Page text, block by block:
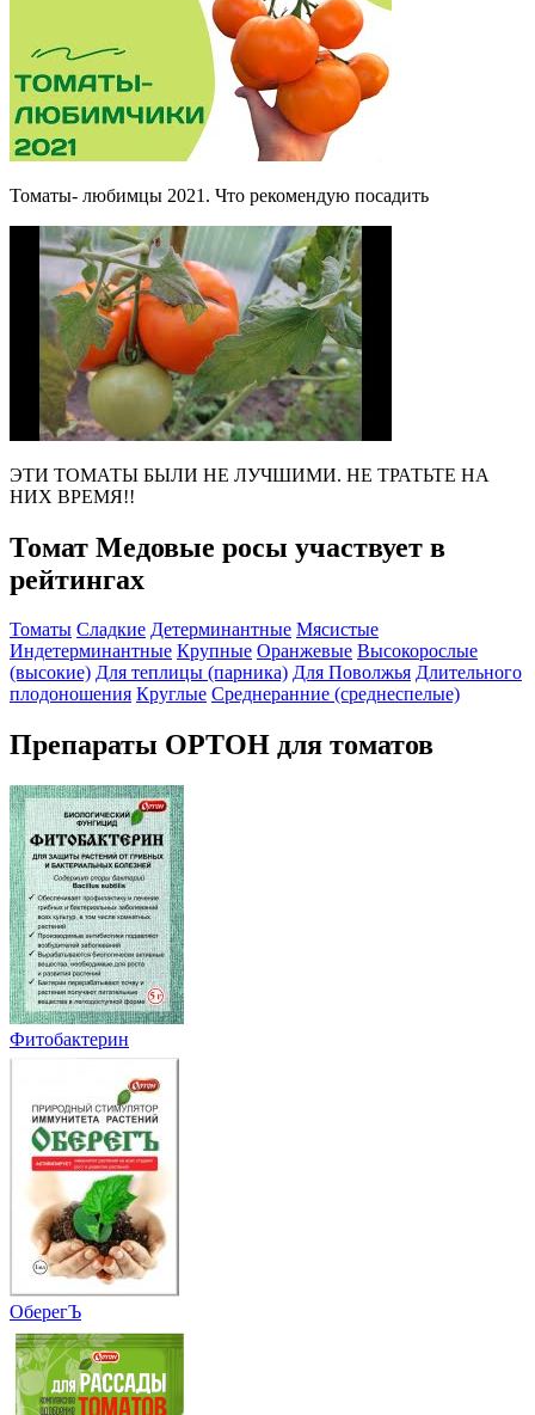
Томаты- любимцы 2021. Что рекомендую посадить
ЭТИ ТОМАТЫ БЫЛИ НЕ ЛУЧШИМИ. НЕ ТРАТЬТЕ НА
НИХ ВРЕМЯ!!
Томат Медовые росы участвует в
рейтингах
Томаты Сладкие Детерминантные Мясистые
Индетерминантные Крупные Оранжевые Высокорослые
(высокие) Для теплицы (парника) Для Поволжья Длительного
плодоношения Круглые Среднеранние (среднеспелые)
Препараты ОРТОН для томатов
Фитобактерин
ОберегЪ